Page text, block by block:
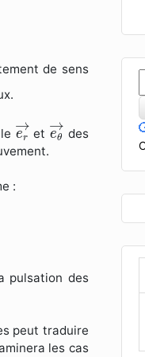
de sens
→
er
er→
et →
eθ
eθ
des
:
pulsation des
peut traduire
les cas